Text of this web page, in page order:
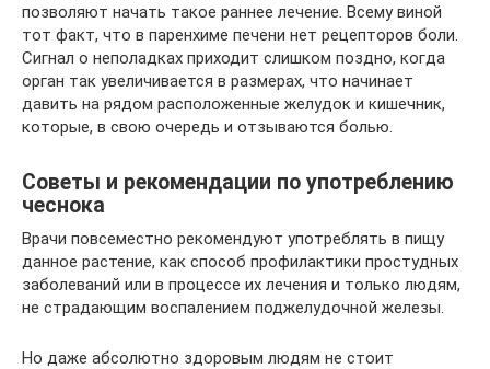
позволяют начать такое раннее лечение. Всему виной
тот факт, что в паренхиме печени нет рецепторов боли.
Сигнал о неполадках приходит слишком поздно, когда
орган так увеличивается в размерах, что начинает
давить на рядом расположенные желудок и кишечник,
которые, в свою очередь и отзываются болью.
Советы и рекомендации по употреблению
чеснока
Врачи повсеместно рекомендуют употреблять в пищу
данное растение, как способ профилактики простудных
заболеваний или в процессе их лечения и только людям,
не страдающим воспалением поджелудочной железы.
Но даже абсолютно здоровым людям не стоит